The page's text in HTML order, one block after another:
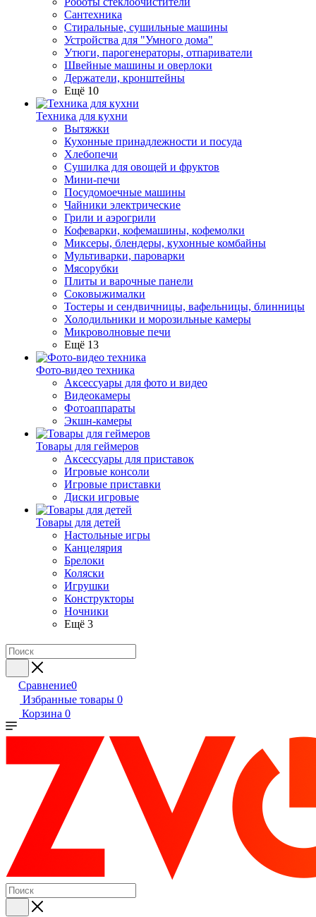
Сантехника
Стиральные, сушильные машины
Устройства для "Умного дома"
Утюги, парогенераторы, отпариватели
Швейные машины и оверлоки
Держатели, кронштейны
Ещё 10
Техника для кухни
Вытяжки
Кухонные принадлежности и посуда
Хлебопечи
Сушилка для овощей и фруктов
Мини-печи
Посудомоечные машины
Чайники электрические
Грили и аэрогрили
Кофеварки, кофемашины, кофемолки
Миксеры, блендеры, кухонные комбайны
Мультиварки, пароварки
Мясорубки
Плиты и варочные панели
Соковыжималки
Тостеры и сендвичницы, вафельницы, блинницы
Холодильники и морозильные камеры
Микроволновые печи
Ещё 13
Фото-видео техника
Аксессуары для фото и видео
Видеокамеры
Фотоаппараты
Экшн-камеры
Товары для геймеров
Аксессуары для приставок
Игровые консоли
Игровые приставки
Диски игровые
Товары для детей
Настольные игры
Канцелярия
Брелоки
Коляски
Игрушки
Конструкторы
Ночники
Ещё 3
Сравнение0
Избранные товары 0
Корзина 0